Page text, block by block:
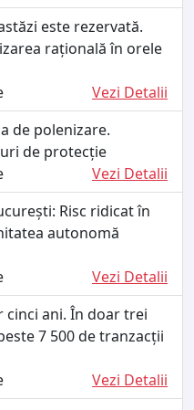
este rezervată.
rațională în orele
Vezi Detalii
de polenizare.
de protecție
Vezi Detalii
Risc ridicat în
autonomă
Vezi Detalii
ani. În doar trei
7 500 de tranzacții
Vezi Detalii